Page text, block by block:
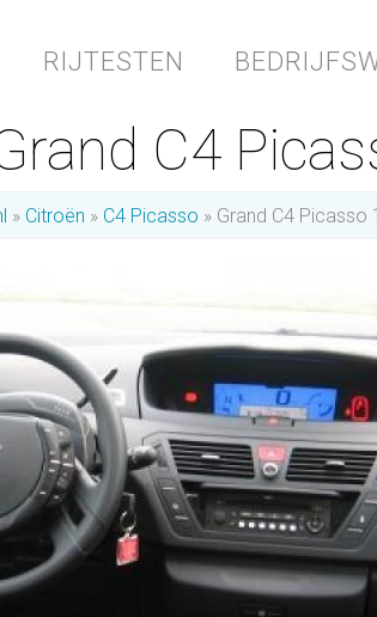
RIJTESTEN
C4
Citroën C4 Picasso Grand C4 Picasso